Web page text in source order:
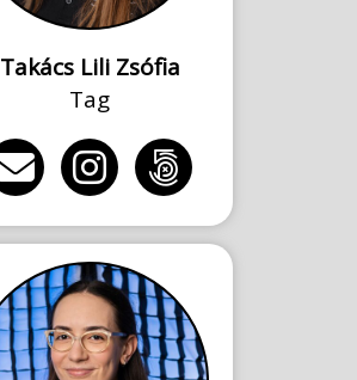
Takács Lili Zsófia
Tag